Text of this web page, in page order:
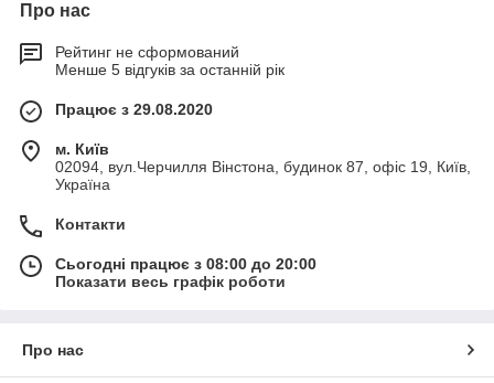
Про нас
Рейтинг не сформований
Менше 5 відгуків за останній рік
Працює з 29.08.2020
м. Київ
02094, вул.Черчилля Вінстона, будинок 87, офіс 19, Київ,
Україна
Контакти
Сьогодні працює з 08:00 до 20:00
Показати весь графік роботи
Про нас